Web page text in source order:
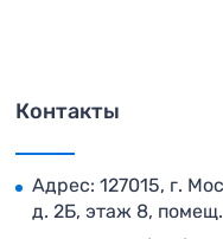
Контакты
Адрес: 127015, г.
д. 2Б, этаж 8,